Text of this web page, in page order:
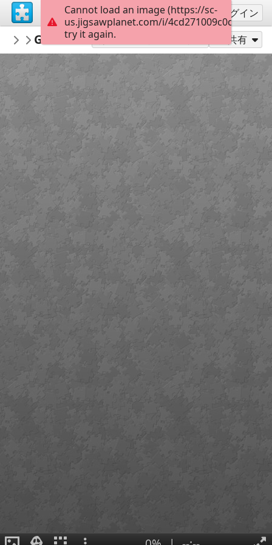
サインアップ ログイン
stenanais
albums accessibles
Grenouilles 6
別のピース数でプレイ 共有
Cannot load an image (https://sc-
us.jigsawplanet.com/i/
try it again.